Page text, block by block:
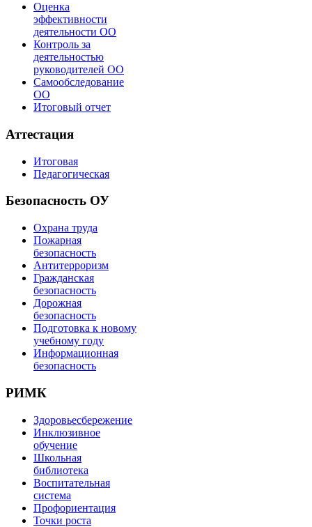
Оценка
эффективности
деятельности ОО
Контроль за
деятельностью
руководителей ОО
Самообследование
ОО
Итоговый отчет
Аттестация
Итоговая
Педагогическая
Безопасность ОУ
Охрана труда
Пожарная
безопасность
Антитерроризм
Гражданская
безопасность
Дорожная
безопасность
Подготовка к новому
учебному году
Информационная
безопасность
РИМК
Здоровьесбережение
Инклюзивное
обучение
Школьная
библиотека
Воспитательная
система
Профориентация
Точки роста